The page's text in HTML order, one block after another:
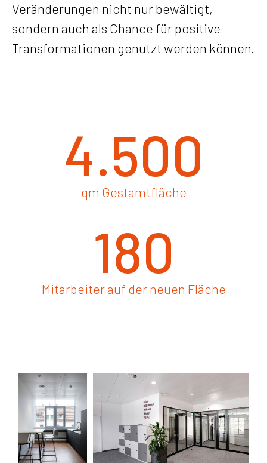
Veränderungen nicht nur bewältigt,
sondern auch als Chance für positive
Transformationen genutzt werden können.
4.500
qm Gestamtfläche
180
Mitarbeiter auf der neuen Fläche